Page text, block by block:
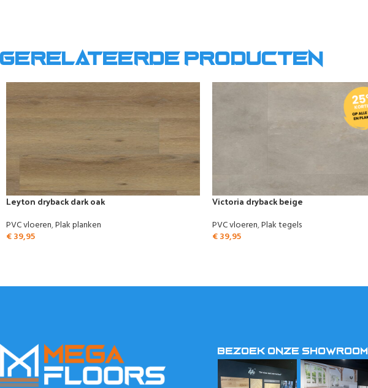
Gerelateerde producten
Leyton dryback dark oak
PVC vloeren,Plak planken
€39,95
Victoria dryback beige
PVC vloeren,Plak tegels
€39,95
BEZOEK ONZE SHOWROOM